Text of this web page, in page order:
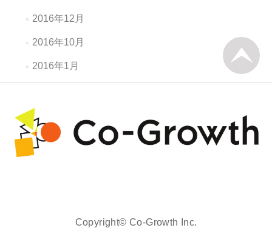
2016年12月
2016年10月
2016年1月
Copyright© Co-Growth Inc.